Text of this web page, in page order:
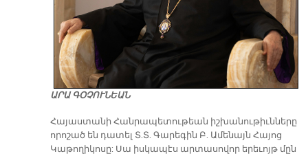
ԱՐԱ ԳՕՉՈՒՆԵԱՆ
​Հայաստանի Հանրապետութեան իշխանութիւնները
որոշած են դատել Տ.Տ. Գարեգին Բ. Ամենայն Հայոց
Կաթողիկոսը: Սա իսկապէս արտասովոր երեւոյթ մըն